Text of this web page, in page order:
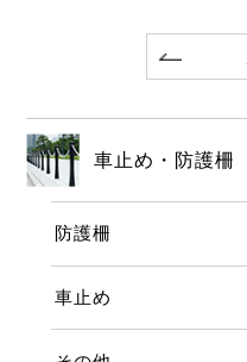
車止め・防護柵
防護柵
車止め